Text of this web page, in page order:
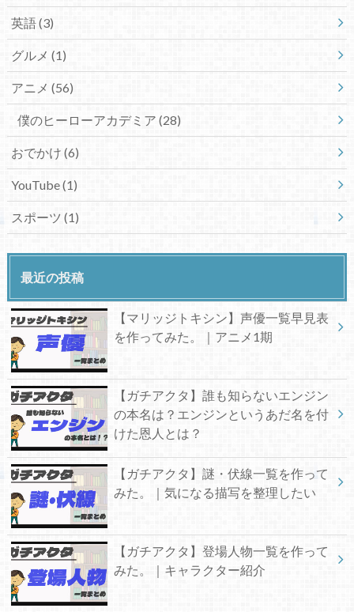
英語(3)
グルメ (1)
アニメ (56)
僕のヒーローアカデミア (28)
おでかけ (6)
YouTube(1)
スポーツ (1)
最近の投稿
【マリッジトキシン】声優一覧早見表
を作ってみた。｜アニメ1期
【ガチアクタ】誰も知らないエンジン
の本名は？エンジンというあだ名を付
けた恩人とは？
【ガチアクタ】謎・伏線一覧を作って
みた。｜気になる描写を整理したい
【ガチアクタ】登場人物一覧を作って
みた。｜キャラクター紹介